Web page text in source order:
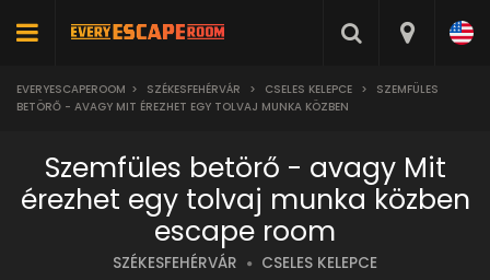
EVERYESCAPEROOM > SZÉKESFEHÉRVÁR > CSELES KELEPCE >
SZEMFÜLES
BETÖRŐ - AVAGY MIT ÉREZHET EGY TOLVAJ MUNKA KÖZBEN
Szemfüles betörő - avagy Mit
érezhet egy tolvaj munka közben
escape room
SZÉKESFEHÉRVÁR CSELES KELEPCE